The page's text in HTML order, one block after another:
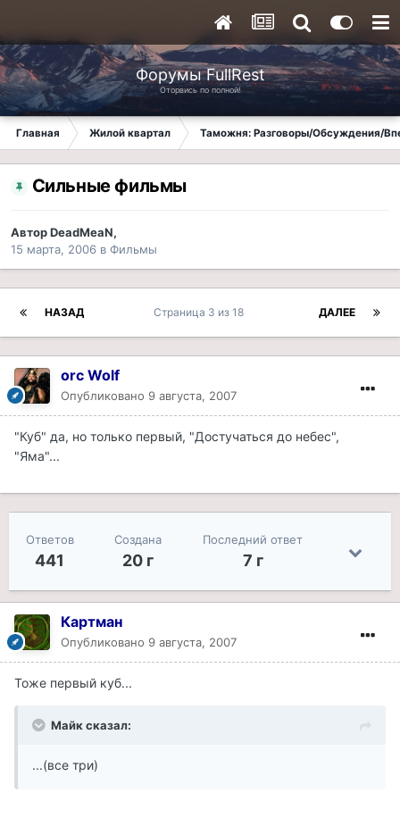
Форумы FullRest
Оторвись по полной!
Главная Жилой квартал Таможня: Разговоры/Обсуждения/
Сильные фильмы
АвторDeadMeaN,
15 марта, 2006 в Фильмы
НАЗАД ДАЛЕЕ
Страница 3 из 18
orc Wolf
Опубликовано 9 августа, 2007
"Куб" да, но только первый, "Достучаться до небес",
"Яма"...
Ответов
441
Создана
20 г
Последний ответ
7 г
Картман
Опубликовано 9 августа, 2007
Тоже первый куб...
Майк сказал:
...(все три)